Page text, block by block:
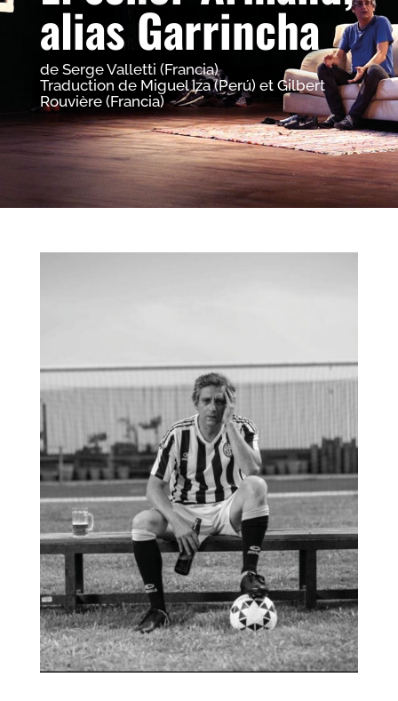
alias Garrincha
de Serge Valletti (Francia)
Traduction de Miguel Iza (Perú) et Gilbert
Rouvière (Francia)